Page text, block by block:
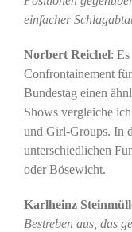
einfacher
Norbert Reichel:
Confrontainement
Bundestag einen
Shows vergleiche
und Girl-Groups. In
unterschiedlichen
oder Bösewicht.
Karlheinz
Bestreben aus, das